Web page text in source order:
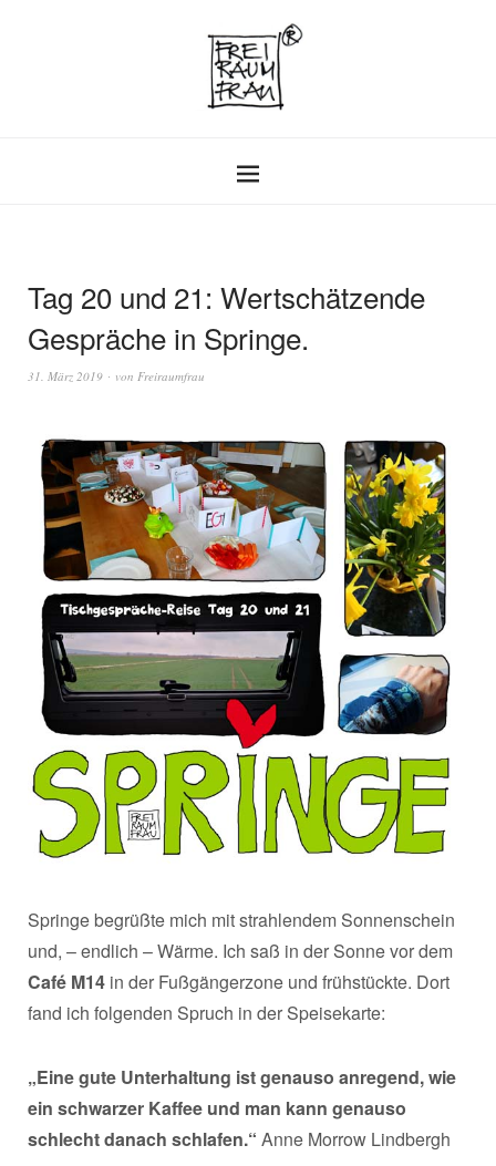
Tag 20 und 21: Wertschätzende
Gespräche in Springe.
31. März 2019 von Freiraumfrau
Springe begrüßte mich mit strahlendem Sonnenschein
und, – endlich – Wärme. Ich saß in der Sonne vor dem
Café M14 in der Fußgängerzone und frühstückte. Dort
fand ich folgenden Spruch in der Speisekarte:
„Eine gute Unterhaltung ist genauso anregend, wie
ein schwarzer Kaffee und man kann genauso
schlecht danach schlafen.“ Anne Morrow Lindbergh